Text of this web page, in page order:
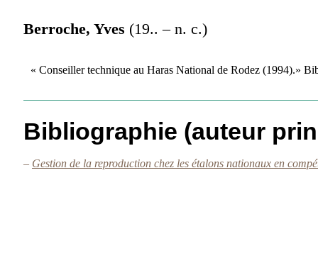
Berroche, Yves (19.. – n. c.)
« Conseiller technique au Haras National de Rodez (1994).»
Bibliographie (auteur
– Gestion de la reproduction chez les étalons nationaux en